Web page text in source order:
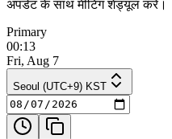
अपडेट के साथ मीटिंग शेड्यूल करें।
Primary
00:13
Fri, Aug 7
Seoul (UTC+9) KST